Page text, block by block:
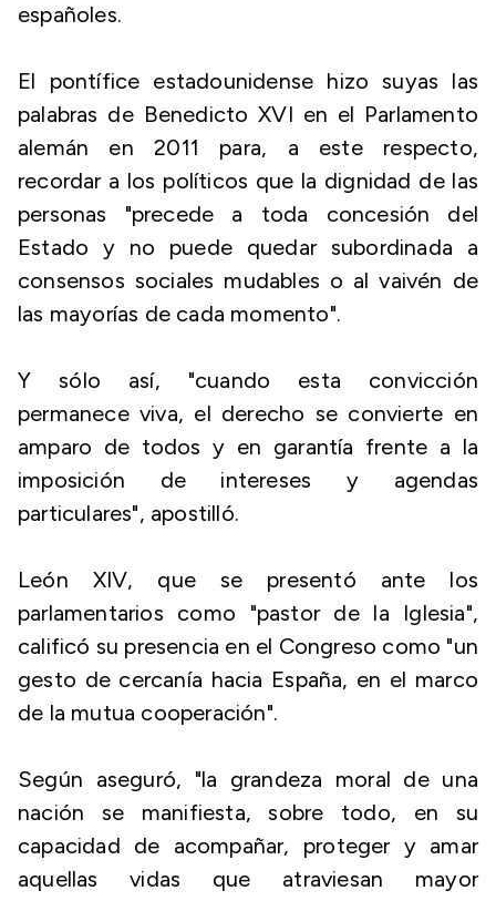
españoles.
El pontífice estadounidense hizo suyas las
palabras de Benedicto XVI en el Parlamento
alemán en 2011 para, a este respecto,
recordar a los políticos que la dignidad de las
personas "precede a toda concesión del
Estado y no puede quedar subordinada a
consensos sociales mudables o al vaivén de
las mayorías de cada momento".
Y sólo así, "cuando esta convicción
permanece viva, el derecho se convierte en
amparo de todos y en garantía frente a la
imposición de intereses y agendas
particulares", apostilló.
León XIV, que se presentó ante los
parlamentarios como "pastor de la Iglesia",
calificó su presencia en el Congreso como "un
gesto de cercanía hacia España, en el marco
de la mutua cooperación".
Según aseguró, "la grandeza moral de una
nación se manifiesta, sobre todo, en su
capacidad de acompañar, proteger y amar
aquellas vidas que atraviesan mayor